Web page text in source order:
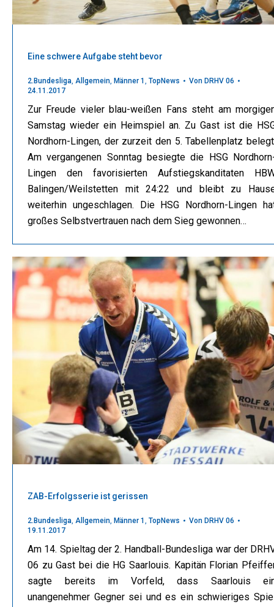
Eine schwere Aufgabe steht bevor
2.Bundesliga, Allgemein, Männer 1 , TopNews Von DRHV 06
24.11.2017
Zur Freude vieler blau-weißen Fans steht am
Samstag wieder ein Heimspiel an. Zu Gast ist die
Nordhorn-Lingen, der zurzeit den 5. Tabellenplatz
Am vergangenen Sonntag besiegte die HSG
Lingen den favorisierten Aufstiegskanditaten
Balingen/Weilstetten mit 24:22 und bleibt zu
weiterhin ungeschlagen. Die HSG Nordhorn-Lingen
großes Selbstvertrauen nach dem Sieg gewonnen…
ZAB-Erfolgsserie ist gerissen
2.Bundesliga, Allgemein, Männer 1, TopNews Von DRHV 06
19.11.2017
Am 14. Spieltag der 2. Handball-Bundesliga war der
06 zu Gast bei die HG Saarlouis. Kapitän Florian
sagte bereits im Vorfeld, dass Saarlouis
unangenehmer Gegner sei und es ein schwieriges